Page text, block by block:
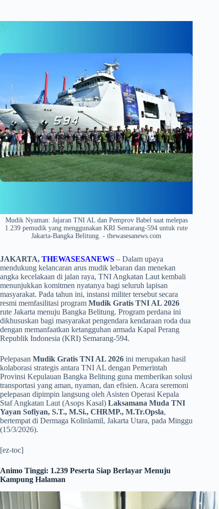
Mudik Nyaman: Jajaran TNI AL dan Pemprov Babel saat melepas
1.239 pemudik yang menggunakan KRI Semarang-594 untuk rute
Jakarta-Bangka Belitung. - thewasesanews.com
JAKARTA, THEWASESANEWS – Dalam upaya
mendukung kelancaran arus mudik lebaran dan menekan
angka kecelakaan di jalan raya, TNI Angkatan Laut kembali
menunjukkan komitmen nyatanya bagi seluruh lapisan
masyarakat. Pada tahun ini, instansi militer tersebut secara
resmi memfasilitasi program Mudik Gratis TNI AL 2026
rute Jakarta menuju Bangka Belitung. Program perdana ini
dikhususkan bagi masyarakat pengendara kendaraan roda dua
dengan memanfaatkan ketangguhan armada Kapal Perang
Republik Indonesia (KRI) Semarang-594.
​Pelepasan Mudik Gratis TNI AL 2026 ini merupakan hasil
kolaborasi strategis antara TNI AL dengan Pemerintah
Provinsi Kepulauan Bangka Belitung guna memberikan solusi
transportasi yang aman, nyaman, dan efisien. Acara seremoni
pelepasan dipimpin langsung oleh Asisten Operasi Kepala
Staf Angkatan Laut (Asops Kasal) Laksamana Muda TNI
Yayan Sofiyan, S.T., M.Si., CHRMP., M.Tr.Opsla,
bertempat di Dermaga Kolinlamil, Jakarta Utara, pada Minggu
(15/3/2026).
[ez-toc]
Animo Tinggi: 1.239 Peserta Siap Berlayar Menuju
Kampung Halaman